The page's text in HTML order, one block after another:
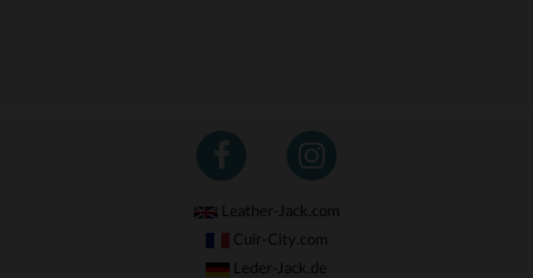
Leather-Jack.com
Cuir-City.com
Leder-Jack.de